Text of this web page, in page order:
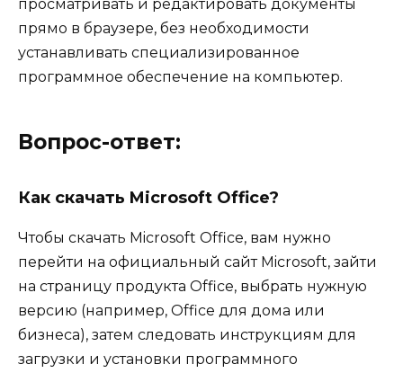
просматривать и редактировать документы
прямо в браузере, без необходимости
устанавливать специализированное
программное обеспечение на компьютер.
Вопрос-ответ:
Как скачать Microsoft Office?
Чтобы скачать Microsoft Office, вам нужно
перейти на официальный сайт Microsoft, зайти
на страницу продукта Office, выбрать нужную
версию (например, Office для дома или
бизнеса), затем следовать инструкциям для
загрузки и установки программного